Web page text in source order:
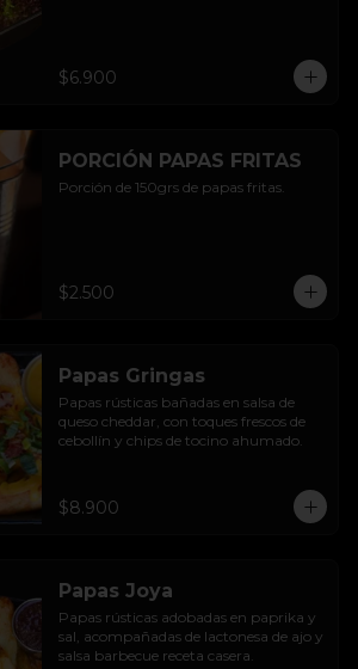
$6.900
PORCIÓN PAPAS FRITAS
Porción de 150grs de papas fritas.
$2.500
Papas Gringas
Papas rústicas bañadas en salsa de
queso cheddar, con toques frescos de
cebollín y chips de tocino ahumado.
$8.900
Papas Joya
Papas rústicas adobadas en paprika y
sal, acompañadas de lactonesa de ajo y
salsa barbecue receta casera.